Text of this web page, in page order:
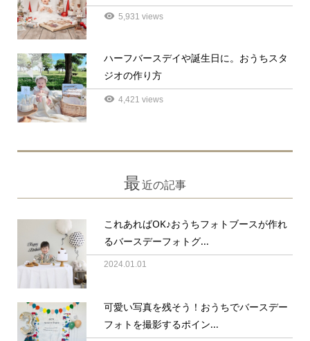
5,931 views
3
ハーフバースデイや誕生日に。おうちスタ
ジオの作り方
4,421 views
最近の記事
これあればOK♪おうちフォトブースが作れ
るバースデーフォトグ...
2024.01.01
可愛い写真を残そう！おうちでバースデー
フォトを撮影するポイン...